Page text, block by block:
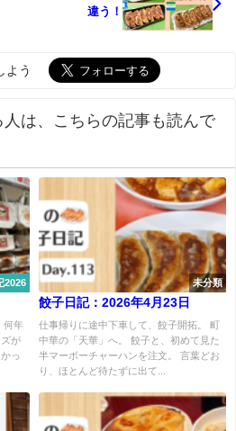
違う！
よう
は、こちらの記事も読んで
2026
何年
が
っ
未分類
餃子日記：2026年4月23日
仕事帰りに途中下車して、餃子開拓。 町
中華の「天華」へ。 餃子と、初めて見た
半マーボーチャーハンを注文。 言葉どお
り、ほとんど待たずに出て...